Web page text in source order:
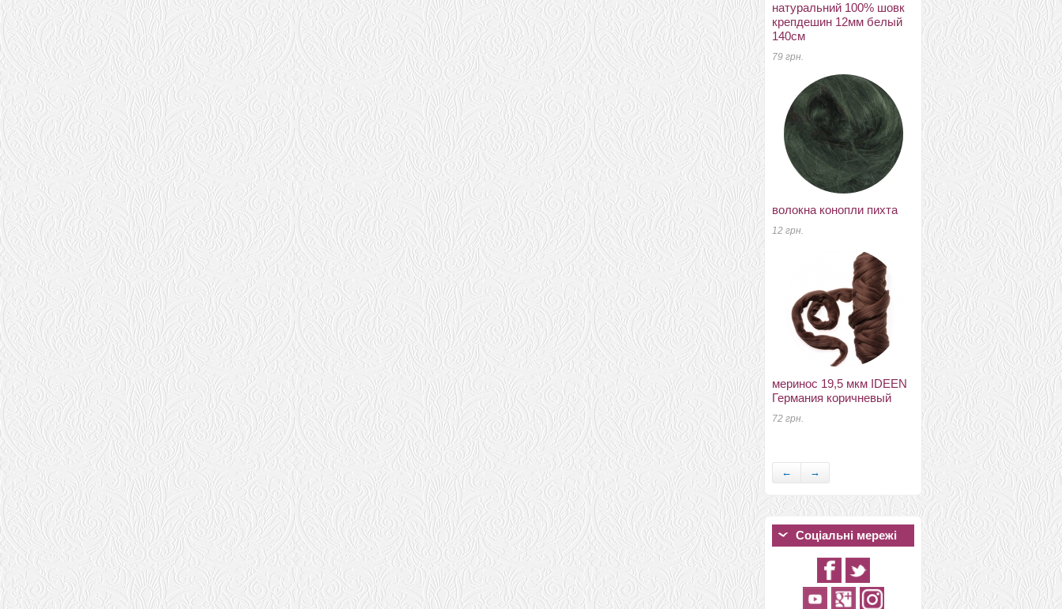
натуральний 100% шовк
крепдешин 12мм белый
140см
79 грн.
волокна конопли пихта
12 грн.
меринос 19,5 мкм IDEEN
Германия коричневый
72 грн.
натуральний 100% шовк
(отрезы) шелк понже 8мм
белый 90см
320 грн.
новозеландский 27мкм
Латвия желтый К2003
23 грн.
меринос 25-27мкм
южноамериканский
Германия чирок
40 грн.
← →
Соціальні мережі